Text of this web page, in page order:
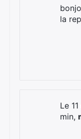
la
Le
min,